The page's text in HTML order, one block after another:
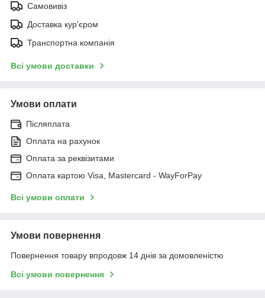
Самовивіз
Доставка кур'єром
Транспортна компанія
Всі умови доставки
Умови оплати
Післяплата
Оплата на рахунок
Оплата за реквізитами
Оплата картою Visa, Mastercard - WayForPay
Всі умови оплати
Умови повернення
Повернення товару впродовж 14 днів за домовленістю
Всі умови повернення